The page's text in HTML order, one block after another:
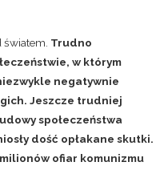
Trudno
w którym
negatywnie
Jeszcze trudniej
społeczeństwa
dość opłakane skutki.
ofiar komunizmu